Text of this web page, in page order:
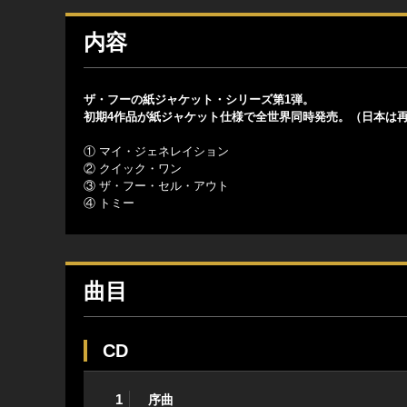
内容
ザ・フーの紙ジャケット・シリーズ第1弾。
初期4作品が紙ジャケット仕様で全世界同時発売。（日本は
① マイ・ジェネレイション
② クイック・ワン
③ ザ・フー・セル・アウト
④ トミー
曲目
CD
1 序曲